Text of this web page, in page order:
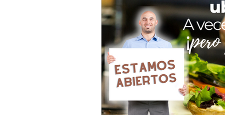
Publicidad y mercadeo
documentación y gestiones